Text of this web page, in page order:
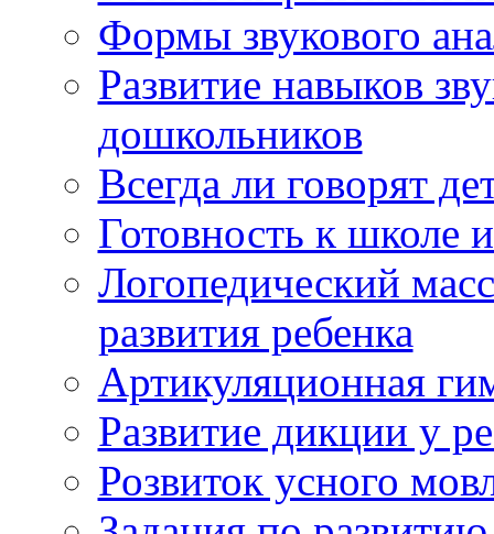
Формы звукового
Развитие навыков
дошкольников
Всегда ли говорят
Готовность к школе
Логопедический
развития ребенка
Артикуляционная
Развитие дикции у
Розвиток усного